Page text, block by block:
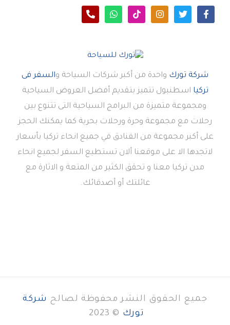
شركة تورك واحدة من أكبر شركات السياحة والسفر فى
تركيا اسطنبول تتميز بتقديم أفضل العروض السياحية
ومجموعة متميزة من البرامج السياحية التى تتنوع بين
رحلات مع مجموعة وحرة ورحلات بحرية كما يمكنك الحجز
على أكبر مجموعة من الفنادق في جميع انحاء تركيا بأسعار
لاتجدها الا على موقعنا ألان تستطيع السفر لجميع انحاء
مدن تركيا معنا و تحقق الكثير من المتعة و الاثارة مع
عائلتك أو أصدقائك.
جميع الحقوق النشر محفوظة لصالح شركة
تورك © 2023